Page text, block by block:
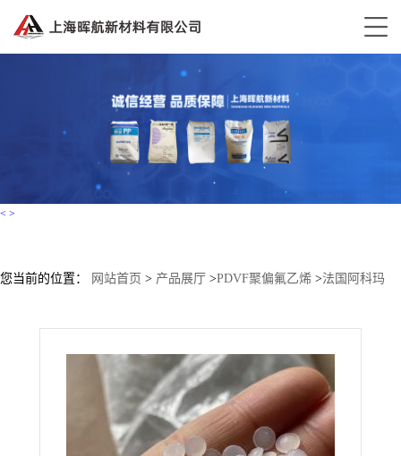
< >
您当前的位置： 网站首页 > 产品展厅 >PDVF聚偏氟乙烯 >法国阿科玛